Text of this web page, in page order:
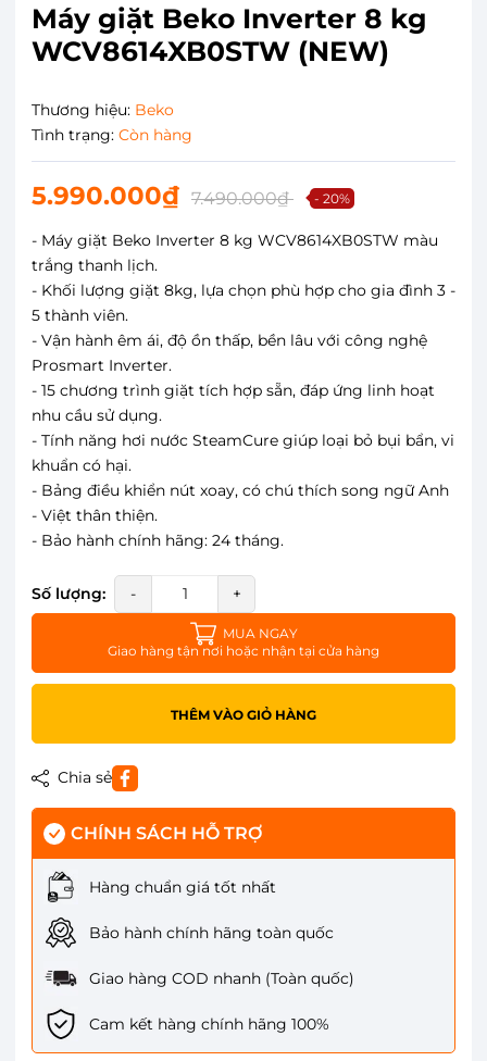
Máy giặt Beko Inverter 8 kg
WCV8614XB0STW (NEW)
Thương hiệu: Beko
Tình trạng: Còn hàng
5.990.000₫ 7.490.000₫ - 20%
- Máy giặt Beko Inverter 8 kg WCV8614XB0STW màu
trắng thanh lịch.
- Khối lượng giặt 8kg, lựa chọn phù hợp cho gia đình 3 -
5 thành viên.
- Vận hành êm ái, độ ồn thấp, bền lâu với công nghệ
Prosmart Inverter.
- 15 chương trình giặt tích hợp sẵn, đáp ứng linh hoạt
nhu cầu sử dụng.
- Tính năng hơi nước SteamCure giúp loại bỏ bụi bẩn, vi
khuẩn có hại.
- Bảng điều khiển nút xoay, có chú thích song ngữ Anh
- Việt thân thiện.
- Bảo hành chính hãng: 24 tháng.
Số lượng: - +
MUA NGAY
Giao hàng tận nơi hoặc nhận tại cửa hàng
THÊM VÀO GIỎ HÀNG
Chia sẻ
CHÍNH SÁCH HỖ TRỢ
Hàng chuẩn giá tốt nhất
Bảo hành chính hãng toàn quốc
Giao hàng COD nhanh (Toàn quốc)
Cam kết hàng chính hãng 100%